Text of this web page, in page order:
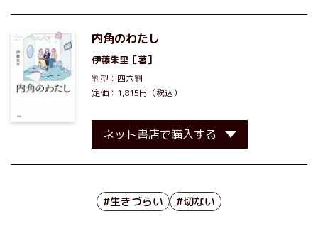
内角のわたし
伊藤朱里 ［著］
判型：四六判
定価：1,815円（税込）
ネット書店で購入する
#生きづらい #切ない